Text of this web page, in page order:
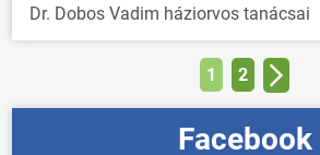
Dr. Dobos Vadim háziorvos tanácsai
1 2
Facebook